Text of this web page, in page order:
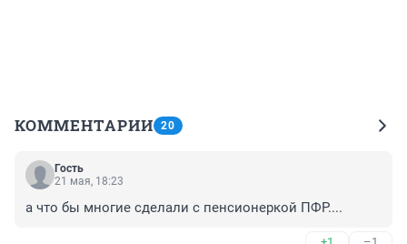
КОММЕНТАРИИ 20
Гость
21 мая, 18:23
а что бы многие сделали с пенсионеркой ПФР....